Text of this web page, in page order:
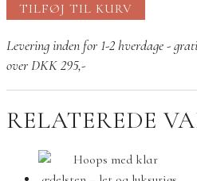
ring
grøn
ametyst
TILFØJ TIL KURV
Levering inden for 1-2 hverdage -
over DKK 295,-
RELATEREDE